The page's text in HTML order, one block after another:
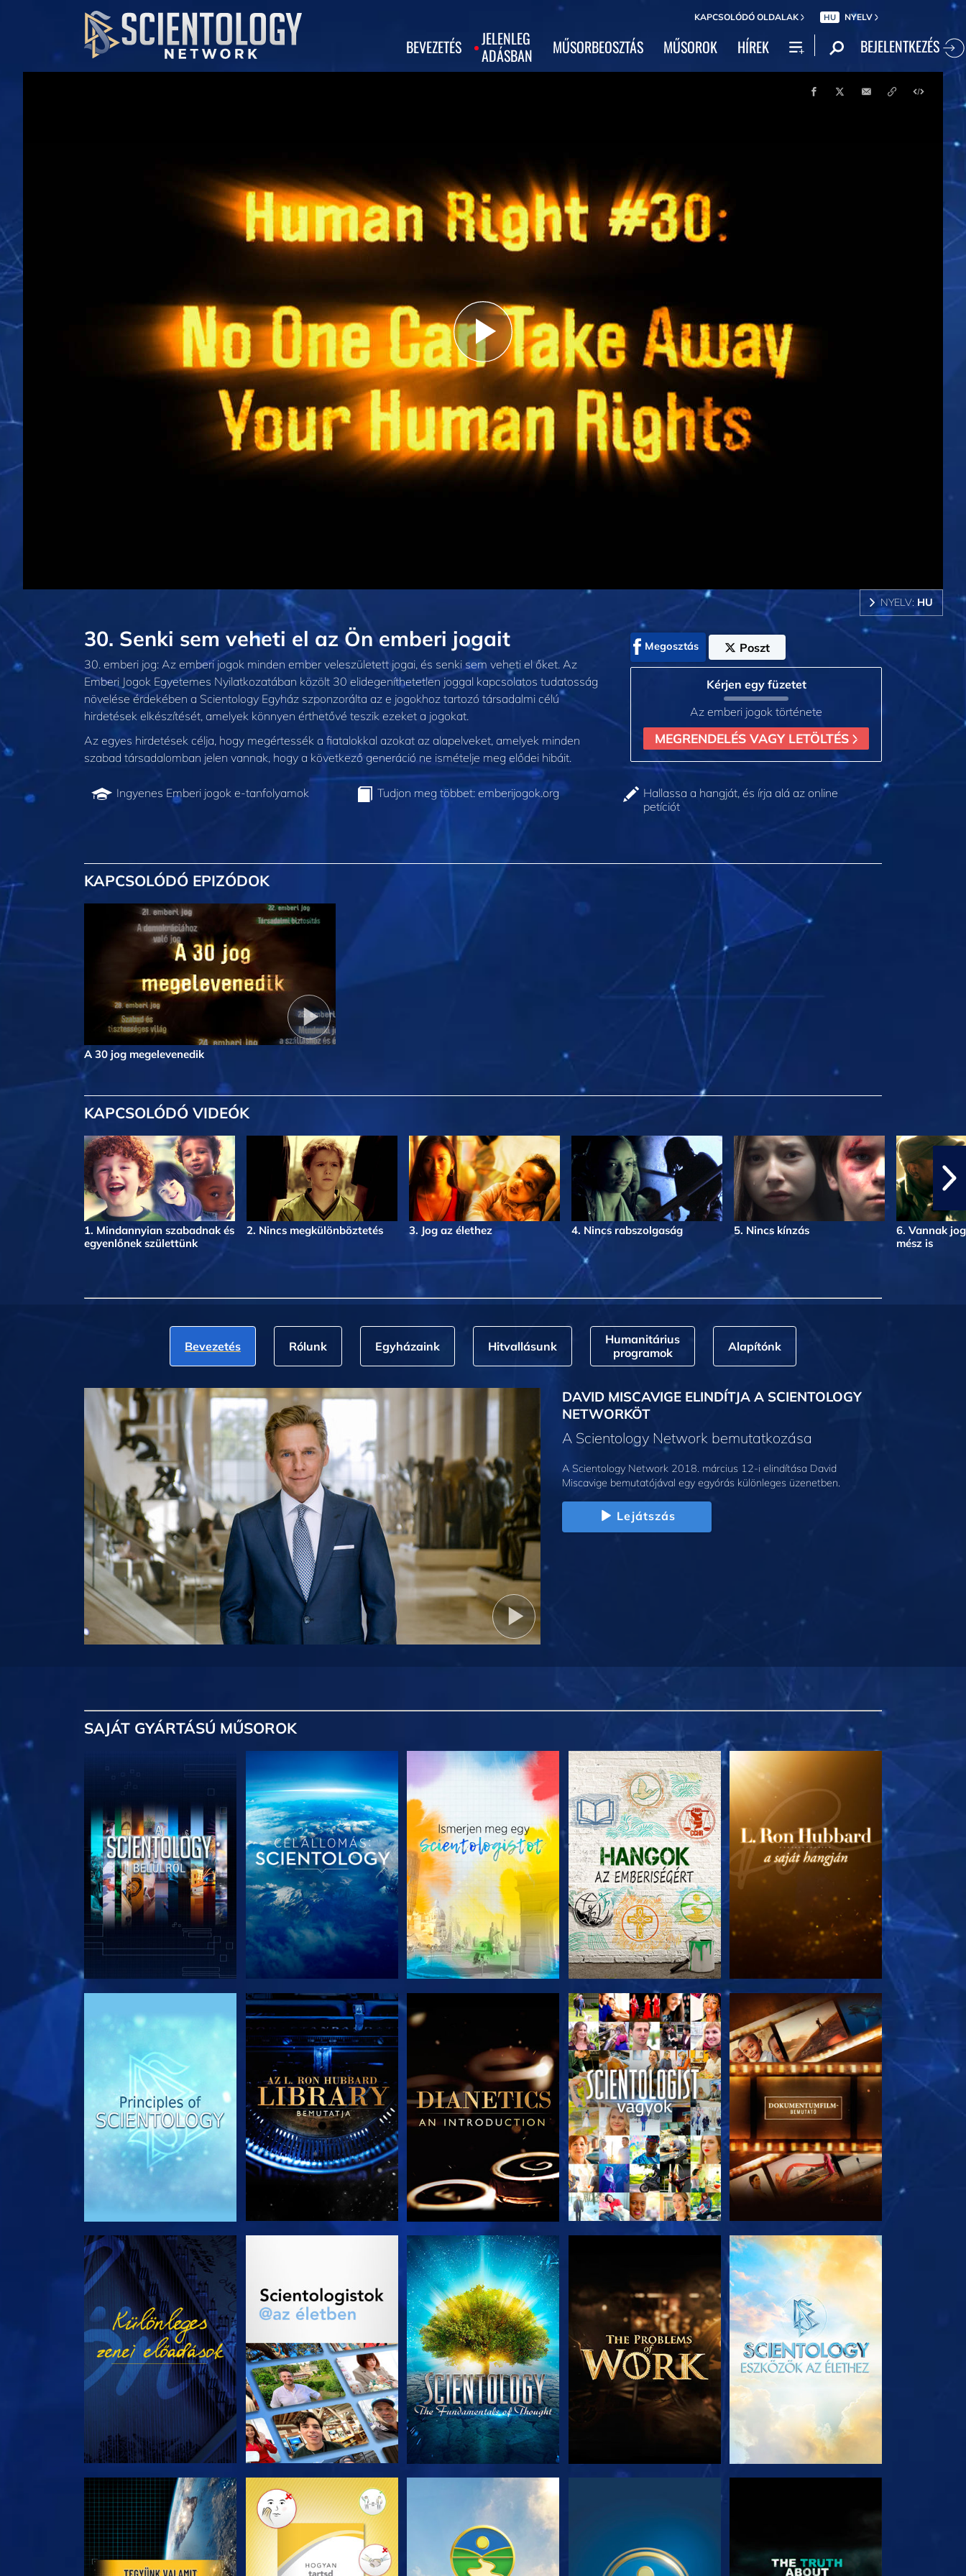
KAPCSOLÓDÓ OLDALAK HU NYELV
BEVEZETÉS
JELENLEG
ADÁSBAN
MŰSORBEOSZTÁS MŰSOROK HÍREK BEJELENTKEZÉS
Play
Video
NYELV: HU
30. Senki sem veheti el az Ön emberi jogait
30. emberi jog: Az emberi jogok minden ember veleszületett jogai, és senki sem veheti el őket. Az
Emberi Jogok Egyetemes Nyilatkozatában közölt 30 elidegeníthetetlen joggal kapcsolatos tudatosság
növelése érdekében a Scientology Egyház szponzorálta az e jogokhoz tartozó társadalmi célú
hirdetések elkészítését, amelyek könnyen érthetővé teszik ezeket a jogokat.
Az egyes hirdetések célja, hogy megértessék a fiatalokkal azokat az alapelveket, amelyek minden
szabad társadalomban jelen vannak, hogy a következő generáció ne ismételje meg elődei hibáit.
Megosztás Poszt
Kérjen egy füzetet
Az emberi jogok története
MEGRENDELÉS VAGY LETÖLTÉS
Ingyenes Emberi jogoke-tanfolyamok Tudjon meg többet: emberijogok.org
Hallassa a hangját, és írja alá az online
petíciót
KAPCSOLÓDÓ EPIZÓDOK
A 30 jog megelevenedik
KAPCSOLÓDÓ VIDEÓK
1. Mindannyian szabadnak és
egyenlőnek születtünk
2. Nincs megkülönböztetés 3. Jog az élethez 4. Nincs rabszolgaság 5. Nincs kínzás
6. Vannak
mész is
Bevezetés Rólunk Egyházaink Hitvallásunk
Humanitárius
programok
Alapítónk
DAVID MISCAVIGE ELINDÍTJA A SCIENTOLOGY
NETWORKÖT
A Scientology Network bemutatkozása
A Scientology Network 2018. március 12-i elindítása David
Miscavige bemutatójával egy egyórás különleges üzenetben.
Lejátszás
SAJÁT GYÁRTÁSÚ MŰSOROK
A SOROZAT RÉSZEI A SOROZAT RÉSZEI A SOROZAT RÉSZEI A SOROZAT RÉSZEI A SOROZAT RÉSZEI
MŰSORNÉZÉS MŰSORNÉZÉS A SOROZAT RÉSZEI
A SOROZAT RÉSZEI A SOROZAT RÉSZEI